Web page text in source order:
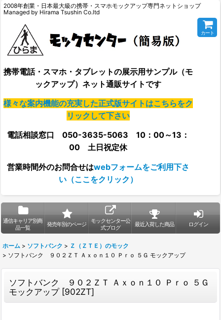
2008年創業・日本最大級の携帯・スマホモックアップ専門ネットショップ
Managed by Hirama Tsushin Co.ltd
携帯電話・スマホ・タブレットの展示用サンプル（モ
ックアップ）ネット通販サイトです
様々な案内機能の充実した正式版サイトはこちらをク
リックして下さい
電話相談窓口 050-3635-5063 10：00～13：
00 土日祝定休
営業時間外のお問合せはwebフォームをご利用下さ
い（ここをクリック）
カート
通信キャリア別商
品一覧
発売年別のページ
モックセンター公
式ブログ
最近入荷した商品 ログイン
ホーム > ソフトバンク > Ｚ（ＺＴＥ）のモック
> ソフトバンク ９０２ＺＴ Ａｘｏｎ１０ Ｐｒｏ ５Ｇ モックアップ
ソフトバンク ９０２ＺＴ Ａｘｏｎ１０ Ｐｒｏ ５Ｇ
モックアップ [902ZT]